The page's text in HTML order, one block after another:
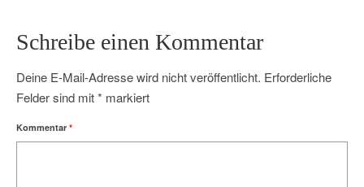
Schreibe einen Kommentar
Deine E-Mail-Adresse wird nicht veröffentlicht. Erforderliche
Felder sind mit* markiert
Kommentar *